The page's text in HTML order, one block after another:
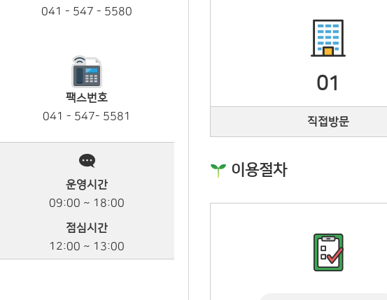
041 - 547 - 5580
팩스번호
041 - 547- 5581
운영시간
09:00 ~ 18:00
점심시간
12:00 ~ 13:00
01
직접방문
이용절차